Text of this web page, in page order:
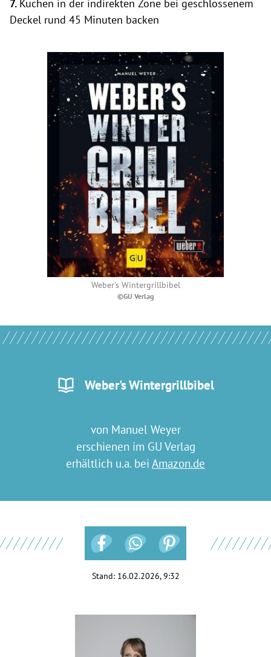
7. Kuchen in der indirekten Zone bei geschlossenem
Deckel rund 45 Minuten backen
Weber's Wintergrillbibel
©GU Verlag
Weber's Wintergrillbibel
von Manuel Weyer
erschienen im GU Verlag
erhältlich u.a. bei Amazon.de
Stand: 16.02.2026, 9:32